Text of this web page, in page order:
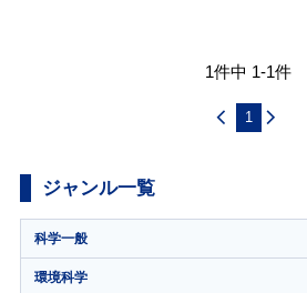
1件中 1-1件
1
ジャンル一覧
科学一般
環境科学